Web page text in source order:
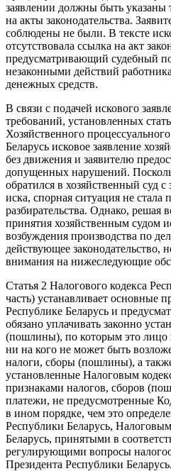
заявлении должны быть указаны
на акты законодательства.
соблюдены не были. В тексте
отсутствовала ссылка на акт
предусматривающий судебный
незаконными действий
денежных средств.
В связи с подачей искового
требований, установленных
Хозяйственного
Беларусь исковое заявление
без движения и заявителю
допущенных нарушений.
обратился в хозяйственный суд
иска, спорная ситуация не стала
разбирательства. Однако, решая
принятия хозяйственным судом
возбуждения производства по
действующее законодательство,
внимания на нижеследующие
Статья 2 Налогового кодекса
часть) устанавливает основные
Республике Беларусь и
обязано уплачивать законно
(пошлины), по которым это лицо
ни на кого не может быть
налоги, сборы (пошлины), а
установленные Налоговым
признаками налогов, сборов
платежи, не предусмотренные
в ином порядке, чем это
Республики Беларусь,
Беларусь, принятыми в
регулирующими вопросы
Президента Республики Беларусь.